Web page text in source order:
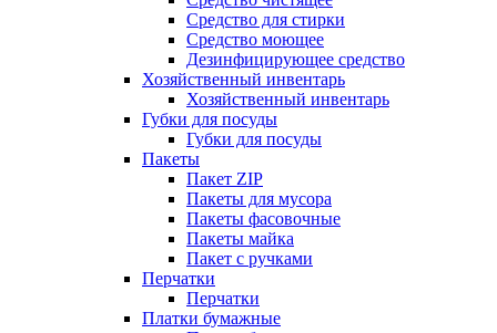
Средство для стирки
Средство моющее
Дезинфицирующее средство
Хозяйственный инвентарь
Хозяйственный инвентарь
Губки для посуды
Губки для посуды
Пакеты
Пакет ZIP
Пакеты для мусора
Пакеты фасовочные
Пакеты майка
Пакет с ручками
Перчатки
Перчатки
Платки бумажные